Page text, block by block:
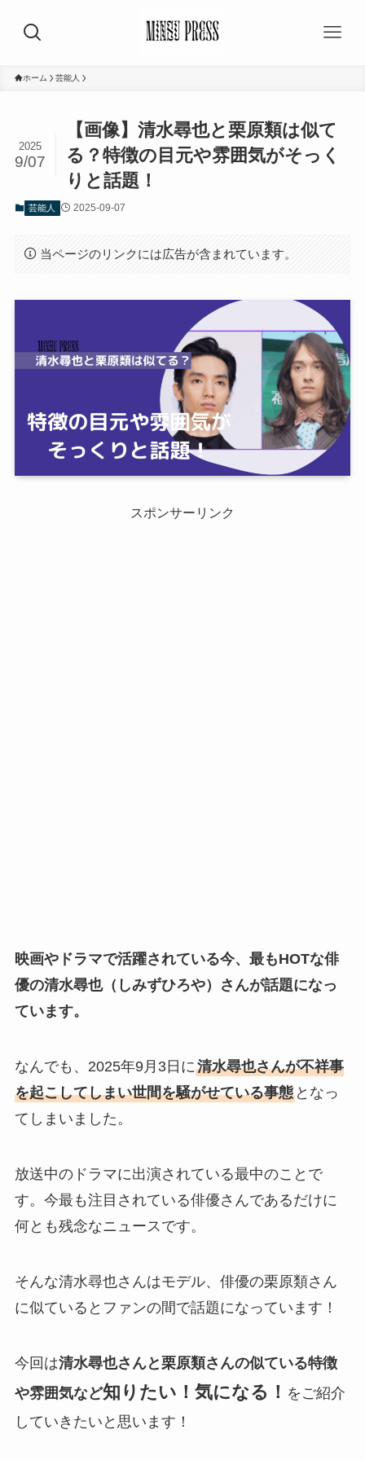
ホーム 芸能人
【画像】清水尋也と栗原類は似て
る？特徴の目元や雰囲気がそっく
りと話題！
2025
9/07
芸能人 2025-09-07
当ページのリンクには広告が含まれています。
スポンサーリンク
映画やドラマで活躍されている今、最もHOTな俳
優の清水尋也（しみずひろや）さんが話題になっ
ています。
なんでも、2025年9月3日に清水尋也さんが不祥事
を起こしてしまい世間を騒がせている事態となっ
てしまいました。
放送中のドラマに出演されている最中のことで
す。今最も注目されている俳優さんであるだけに
何とも残念なニュースです。
そんな清水尋也さんはモデル、俳優の栗原類さん
に似ているとファンの間で話題になっています！
今回は清水尋也さんと栗原類さんの似ている特徴
や雰囲気など知りたい！気になる！ をご紹介
していきたいと思います！